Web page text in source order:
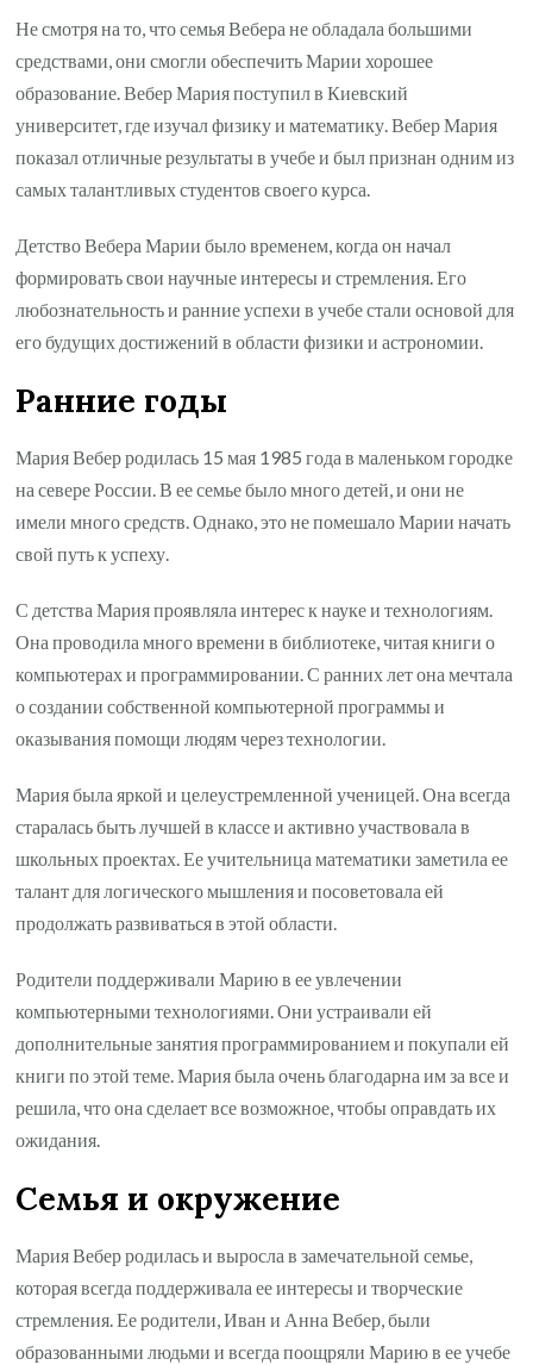
Не смотря на то, что семья Вебера не обладала большими
средствами, они смогли обеспечить Марии хорошее
образование. Вебер Мария поступил в Киевский
университет, где изучал физику и математику. Вебер Мария
показал отличные результаты в учебе и был признан одним из
самых талантливых студентов своего курса.
Детство Вебера Марии было временем, когда он начал
формировать свои научные интересы и стремления. Его
любознательность и ранние успехи в учебе стали основой для
его будущих достижений в области физики и астрономии.
Ранние годы
Мария Вебер родилась 15 мая 1985 года в маленьком городке
на севере России. В ее семье было много детей, и они не
имели много средств. Однако, это не помешало Марии начать
свой путь к успеху.
С детства Мария проявляла интерес к науке и технологиям.
Она проводила много времени в библиотеке, читая книги о
компьютерах и программировании. С ранних лет она мечтала
о создании собственной компьютерной программы и
оказывания помощи людям через технологии.
Мария была яркой и целеустремленной ученицей. Она всегда
старалась быть лучшей в классе и активно участвовала в
школьных проектах. Ее учительница математики заметила ее
талант для логического мышления и посоветовала ей
продолжать развиваться в этой области.
Родители поддерживали Марию в ее увлечении
компьютерными технологиями. Они устраивали ей
дополнительные занятия программированием и покупали ей
книги по этой теме. Мария была очень благодарна им за все и
решила, что она сделает все возможное, чтобы оправдать их
ожидания.
Семья и окружение
Мария Вебер родилась и выросла в замечательной семье,
которая всегда поддерживала ее интересы и творческие
стремления. Ее родители, Иван и Анна Вебер, были
образованными людьми и всегда поощряли Марию в ее учебе